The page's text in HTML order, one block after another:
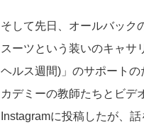
そして先日、オールバック
スーツという装いのキャサ
ヘルス週間)」のサポート
カデミーの教師たちとビデ
Instagramに投稿したが、